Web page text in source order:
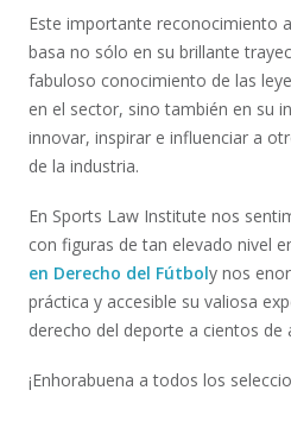
Este importante reconocimiento
basa no sólo en su brillante
fabuloso conocimiento de las
en el sector, sino también en su
innovar, inspirar e influenciar a
de la industria.
En Sports Law Institute nos
con figuras de tan elevado nivel
en Derecho del Fútboly nos
práctica y accesible su valiosa
derecho del deporte a cientos
¡Enhorabuena a todos los